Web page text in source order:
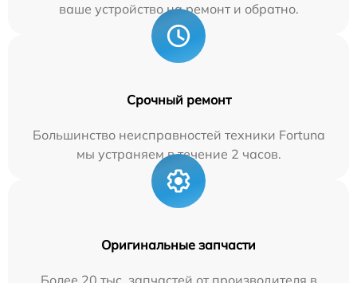
ваше устройство на ремонт и обратно.
Срочный ремонт
Большинство неисправностей техники Fortuna
мы устраняем в течение 2 часов.
Оригинальные запчасти
Более 20 тыс. запчастей от производителя в